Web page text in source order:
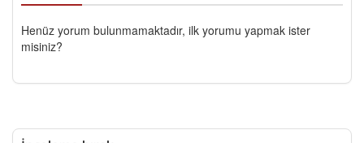
Henüz yorum bulunmamaktadır, ilk yorumu yapmak ister
misiniz?